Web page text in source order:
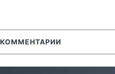
КОММЕНТАРИИ